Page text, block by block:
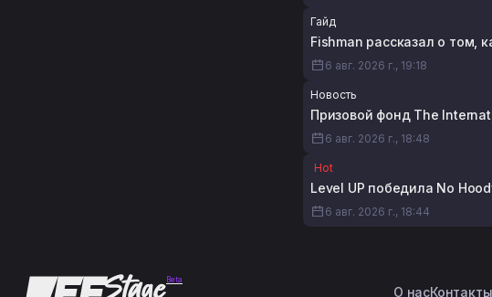
Гайд
Fishman рассказал о том,
6 авг. 2026 г., 19:18
Новость
Призовой фонд The
6 авг. 2026 г., 18:48
Hot
Level UP победила No
6 авг. 2026 г., 18:44
Beta
О насКонтакты